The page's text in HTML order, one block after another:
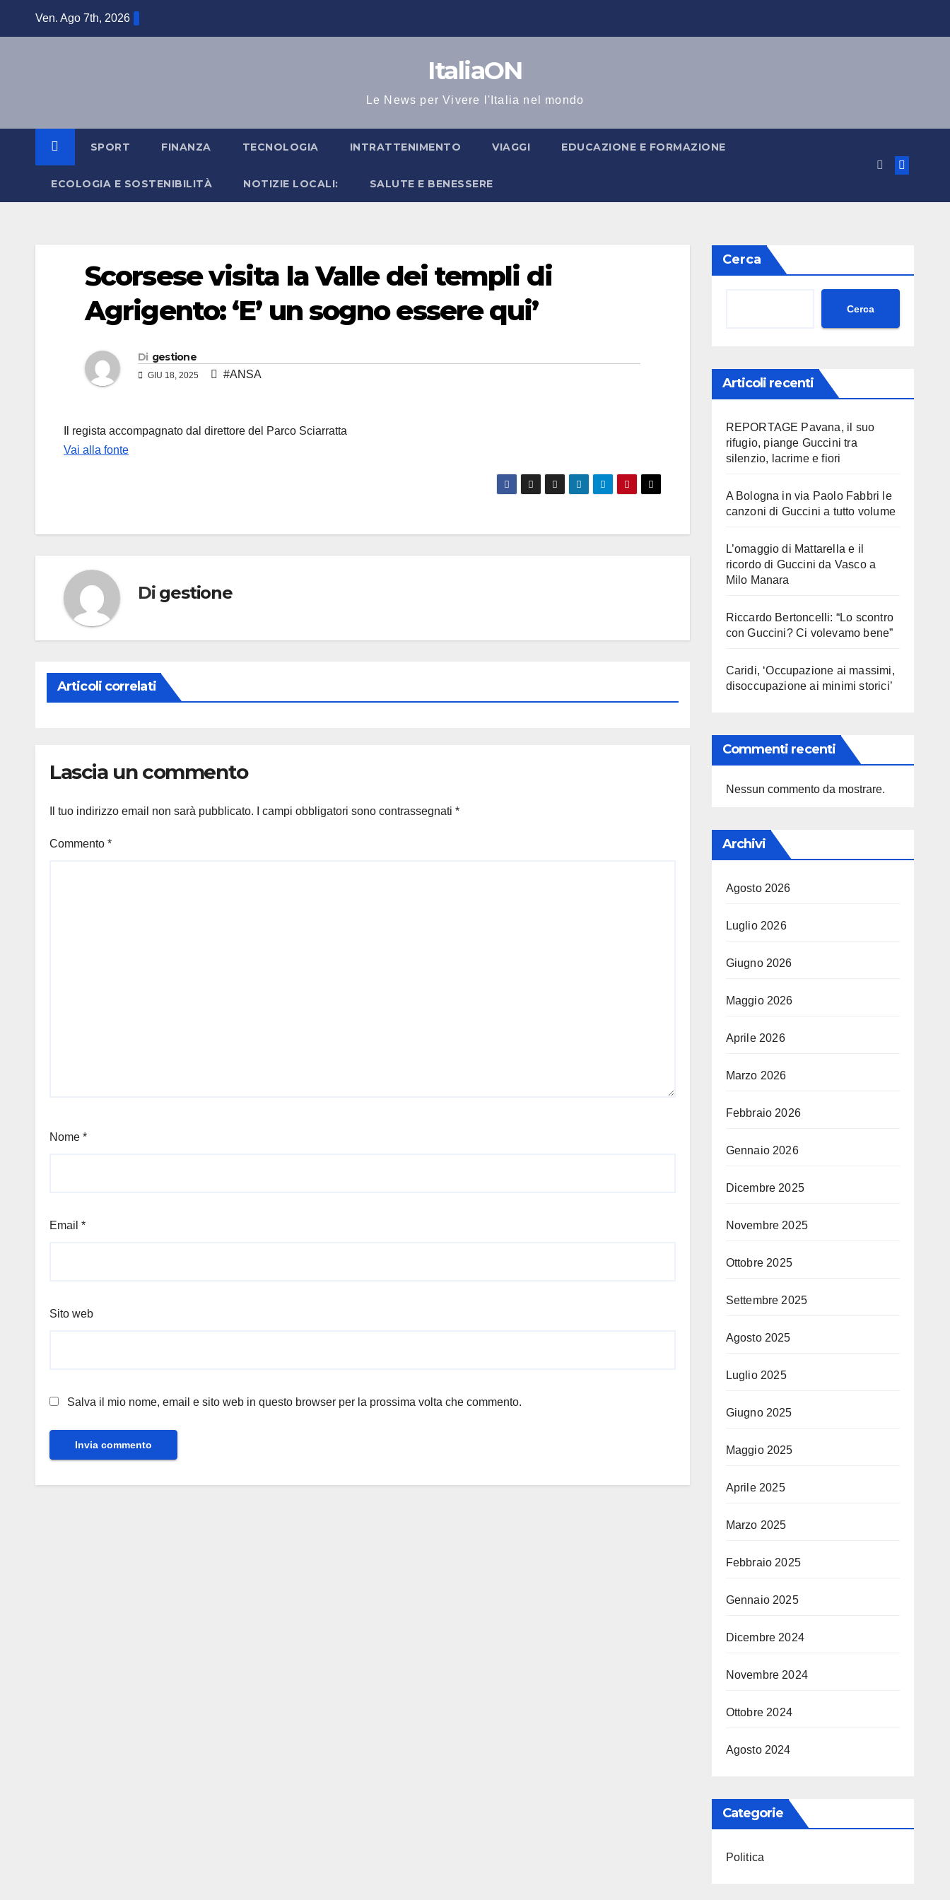
Ven. Ago 7th, 2026
ItaliaON
Le News per Vivere l'Italia nel mondo
SPORT FINANZA TECNOLOGIA INTRATTENIMENTO VIAGGI EDUCAZIONE E FORMAZIONE
ECOLOGIA E SOSTENIBILITÀ NOTIZIE LOCALI: SALUTE E BENESSERE
Scorsese visita la Valle dei templi di
Agrigento: ‘E’ un sogno essere qui’
Di gestione
GIU 18, 2025 #ANSA
Il regista accompagnato dal direttore del Parco Sciarratta
Vai alla fonte
Di gestione
Articoli correlati
Lascia un commento
Il tuo indirizzo email non sarà pubblicato. I campi obbligatori sono contrassegnati *
Commento *
Nome *
Email *
Sito web
Salva il mio nome, email e sito web in questo browser per la prossima volta che commento.
Cerca
Cerca
Articoli recenti
REPORTAGE Pavana, il suo
rifugio, piange Guccini tra
silenzio, lacrime e fiori
A Bologna in via Paolo Fabbri le
canzoni di Guccini a tutto volume
L’omaggio di Mattarella e il
ricordo di Guccini da Vasco a
Milo Manara
Riccardo Bertoncelli: “Lo scontro
con Guccini? Ci volevamo bene”
Caridi, ‘Occupazione ai massimi,
disoccupazione ai minimi storici’
Commenti recenti
Nessun commento da mostrare.
Archivi
Agosto 2026
Luglio 2026
Giugno 2026
Maggio 2026
Aprile 2026
Marzo 2026
Febbraio 2026
Gennaio 2026
Dicembre 2025
Novembre 2025
Ottobre 2025
Settembre 2025
Agosto 2025
Luglio 2025
Giugno 2025
Maggio 2025
Aprile 2025
Marzo 2025
Febbraio 2025
Gennaio 2025
Dicembre 2024
Novembre 2024
Ottobre 2024
Agosto 2024
Categorie
Politica